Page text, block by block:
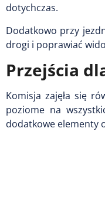
dotychczas.
Dodatkowo przy
drogi i poprawiać
Przejścia
Komisja zajęła się
poziome na
dodatkowe elementy